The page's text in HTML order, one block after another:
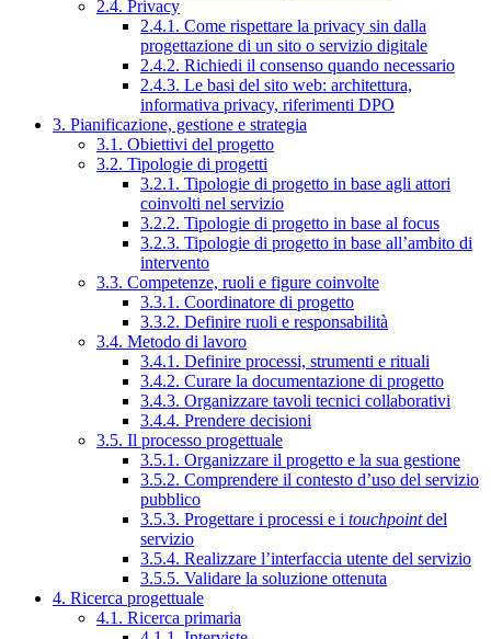
2.4. Privacy
2.4.1. Come rispettare la privacy sin dalla
progettazione di un sito o servizio digitale
2.4.2. Richiedi il consenso quando necessario
2.4.3. Le basi del sito web: architettura,
informativa privacy, riferimenti DPO
3. Pianificazione, gestione e strategia
3.1. Obiettivi del progetto
3.2. Tipologie di progetti
3.2.1. Tipologie di progetto in base agli attori
coinvolti nel servizio
3.2.2. Tipologie di progetto in base al focus
3.2.3. Tipologie di progetto in base all’ambito di
intervento
3.3. Competenze, ruoli e figure coinvolte
3.3.1. Coordinatore di progetto
3.3.2. Definire ruoli e responsabilità
3.4. Metodo di lavoro
3.4.1. Definire processi, strumenti e rituali
3.4.2. Curare la documentazione di progetto
3.4.3. Organizzare tavoli tecnici collaborativi
3.4.4. Prendere decisioni
3.5. Il processo progettuale
3.5.1. Organizzare il progetto e la sua gestione
3.5.2. Comprendere il contesto d’uso del servizio
pubblico
3.5.3. Progettare i processi e i touchpointdel
servizio
3.5.4. Realizzare l’interfaccia utente del servizio
3.5.5. Validare la soluzione ottenuta
4. Ricerca progettuale
4.1. Ricerca primaria